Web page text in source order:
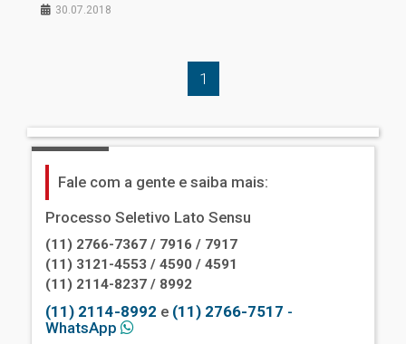
30.07.2018
1
Fale com a gente e saiba mais:
Processo Seletivo Lato Sensu
(11) 2766-7367 / 7916 / 7917
(11) 3121-4553 / 4590 / 4591
(11) 2114-8237 / 8992
(11) 2114-8992 e (11) 2766-7517 -
WhatsApp